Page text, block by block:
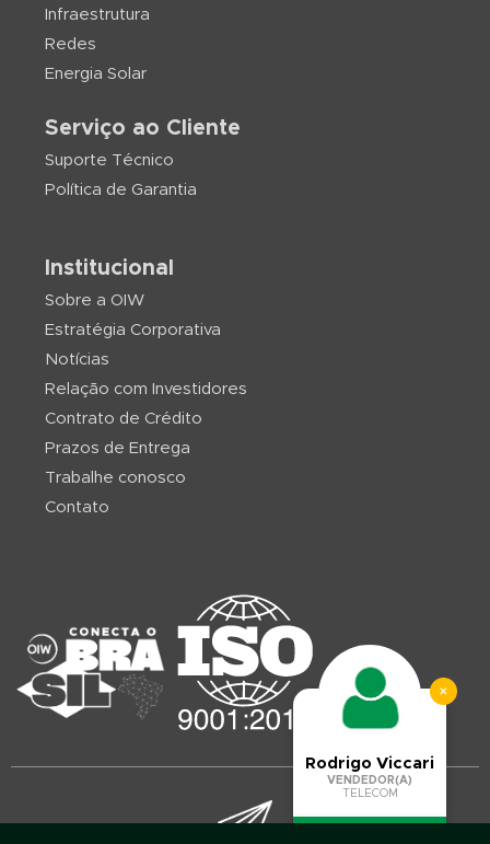
Infraestrutura
Redes
Energia Solar
Serviço ao Cliente
Suporte Técnico
Política de Garantia
Institucional
Sobre a OIW
Estratégia Corporativa
Notícias
Relação com Investidores
Contrato de Crédito
Prazos de Entrega
Trabalhe conosco
Contato
×
Rodrigo Viccari
VENDEDOR(A)
TELECOM